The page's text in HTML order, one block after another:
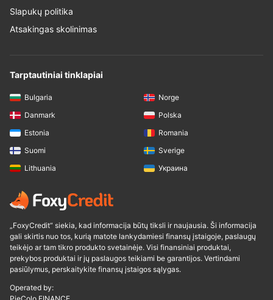
Slapukų politika
Atsakingas skolinimas
Tarptautiniai tinklapiai
Bulgaria
Danmark
Estonia
Suomi
Lithuania
Norge
Polska
Romania
Sverige
Украина
„FoxyCredit“ siekia, kad informacija būtų tiksli ir naujausia. Ši informacija
gali skirtis nuo tos, kurią matote lankydamiesi finansų įstaigoje, paslaugų
teikėjo ar tam tikro produkto svetainėje. Visi finansiniai produktai,
prekybos produktai ir jų paslaugos teikiami be garantijos. Vertindami
pasiūlymus, perskaitykite finansų įstaigos sąlygas.
Operated by: